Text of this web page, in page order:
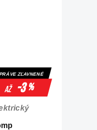
PRÁVE ZĽAVNENÉ
až -3%